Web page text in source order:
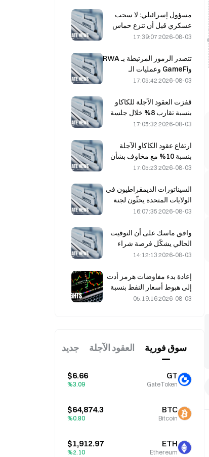
مسؤول إسرائيلي: لا سحب
عسكري قبل أن تنزع حماس
سلاحها
2026-08-03 17:39:07
تتصدر الرموز المرتبطة بـ RWA
وGameFi وعمليات الـ
Restaking أداء السوق في 2026-08-03 17:05:42
قفزت العقود الآجلة للكاكاو
بنسبة تقارب 8% خلال جلسة
يوم الجمعة الماضي، في
2026-08-03 17:05:32
ارتفاع عقود الكاكاو الآجلة
بنسبة 10% مع مخاوف بشأن
2026-08-03 17:05:23
السيناتورات الديمقراطيون في
الولايات المتحدة يحثّون لجنة
المتعلقة بحرائق الغابات في
ظل موسم قياسي من الحرائق
2026-08-03 16:07:35
وافق ماسك على أن التوقيت
الحالي يشكّل فرصة شراء
2026-08-03 14:12:13
إعادة بدء مفاوضات هرمز أدت
إلى هبوط أسعار النفط بنسبة
9%: هل ما زالت علاوة المخاطر
2026-08-03 05:19:16
سوق فوریة العقود الآجلة جديد
GT
GateToken
$6.66
%3.09
BTC
Bitcoin
$64,874.3
%0.80
ETH
Ethereum
$1,912.97
%2.10